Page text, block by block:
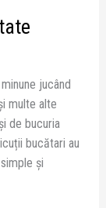
jucând
multe alte
de bucuria
bucătari au
și